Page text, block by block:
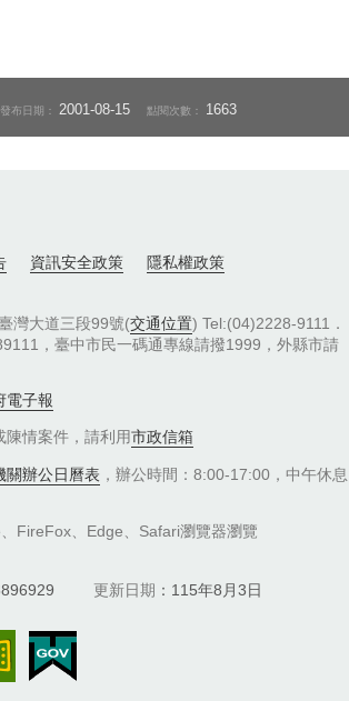
發布日期： 2001-08-15 點閱次數： 1663
資訊安全政策 隱私權政策
灣大道三段99號(交通位置) Tel:(04)2228-9111．
，臺中市民一碼通專線請撥1999，外縣市請
電子報
陳情案件，請利用市政信箱
關辦公日曆表 ，辦公時間：8:00-17:00，中午休息
FireFox、Edge、Safari瀏覽器瀏覽
更新日期 115年8月3日